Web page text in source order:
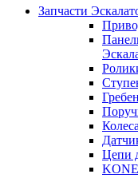
Запчасти
Цепи
KONE